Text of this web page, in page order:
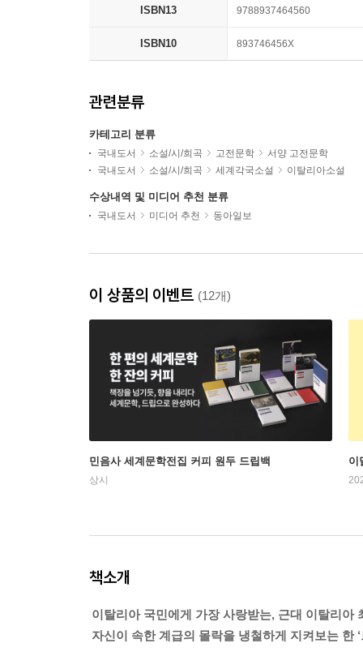
ISBN13 9788937464560
ISBN10 893746456X
관련분류
카테고리 분류
국내도서 소설/시/희곡 고전문학
서양 고전문학
국내도서
소설/시/희곡 세계각국소설 이탈리아소설
수상내역 및 미디어 추천 분류
국내도서 미디어 추천 동아일보
이 상품의 이벤트 (12개)
민음사 세계문학전집 커피 원두 드립백
상시
이
책소개
이탈리아 국민에게 가장 사랑받는, 근대 이탈리아
자신이 속한 계급의 몰락을 냉철하게 지켜보는 한